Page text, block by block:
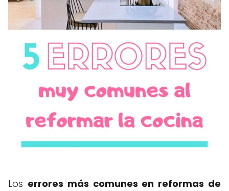
Los errores más comunes en reformas de